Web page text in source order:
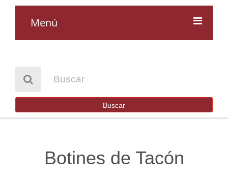
Menú
HOMBRE
Buscar
Botines de Tacón